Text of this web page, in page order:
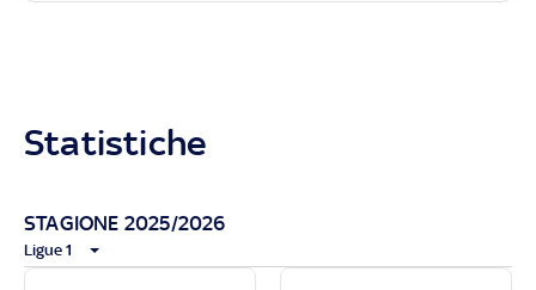
Statistiche
STAGIONE 2025/2026
Ligue 1